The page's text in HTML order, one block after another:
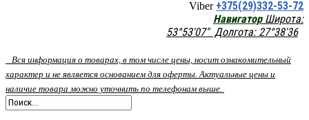
Viber +375(29)332-53-72
НавигаторШирота:
53°53'07" Долгота: 27°38'36
Вся информация о товарах, в том числе цены, носит ознакомительный
характер и не является основанием для оферты. Актуальные цены и
наличие товара можно уточнить по телефонам выше.